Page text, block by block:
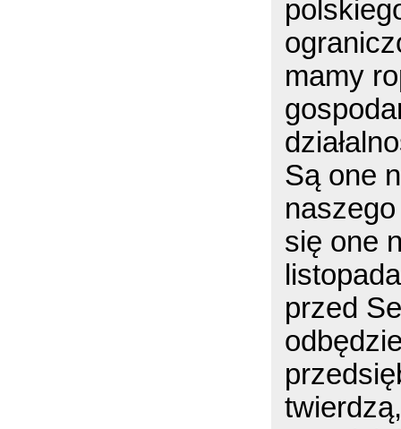
mamy
Są one
się one
przed